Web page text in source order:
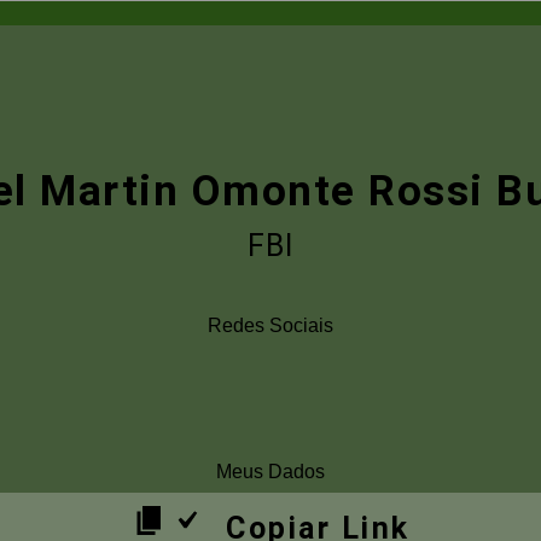
Martin Omonte Rossi
FBI
Redes Sociais
Meus Dados
Copiar Link